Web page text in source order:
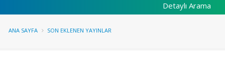
Detaylı Arama
ANA SAYFA SON EKLENEN YAYINLAR